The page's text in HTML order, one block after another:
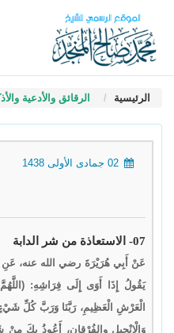
الرئيسية الرقائق والأدعية
07- الاستعاذة من شر الدابة
عَنْ أَبِي هُرَيْرَةَ رضي الله عنه، عَنِ
يَقُولُ إِذَا أَوَى إِلَى فِرَاشِهِ:
الْعَرْشِ الْعَظِيمِ، رَبَّنَا وَرَبَّ كُلِّ
وَالْإِنْجِيلِ والفُرْقان، أَعُوذُ بِكَ